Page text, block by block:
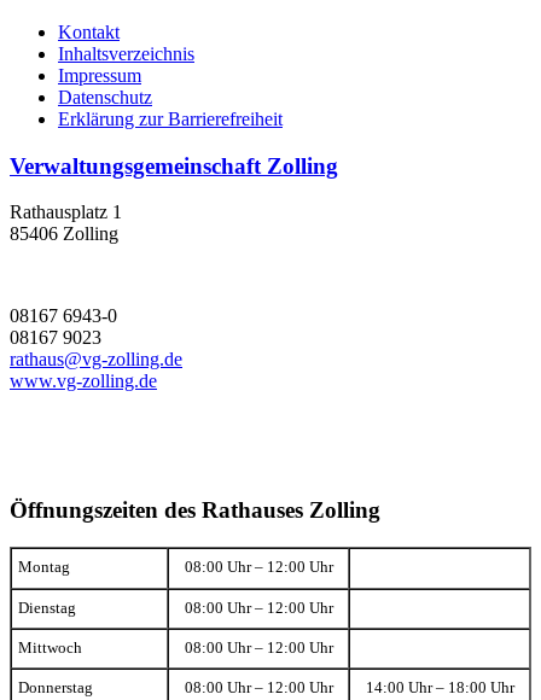
Kontakt
Inhaltsverzeichnis
Impressum
Datenschutz
Erklärung zur Barrierefreiheit
Verwaltungsgemeinschaft Zolling
Rathausplatz 1
85406 Zolling
08167 6943-0
08167 9023
rathaus@vg-zolling.de
www.vg-zolling.de
Öffnungszeiten des Rathauses Zolling
Montag 08:00 Uhr – 12:00 Uhr
Dienstag 08:00 Uhr – 12:00 Uhr
Mittwoch 08:00 Uhr – 12:00 Uhr
Donnerstag 08:00 Uhr – 12:00 Uhr 14:00 Uhr – 18:00 Uhr